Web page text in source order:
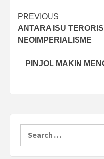
Post
navigation
PREVIOUS
ANTARA ISU
NEOIMPERIALISME
PINJOL MAKIN